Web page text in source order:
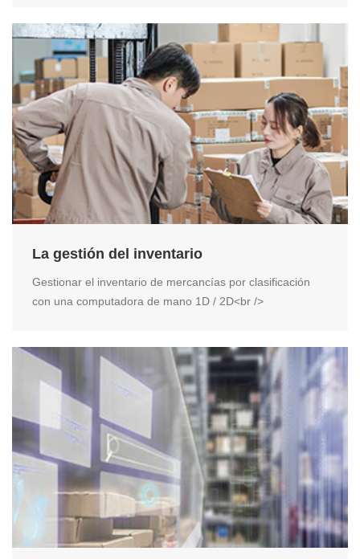
La gestión del inventario
Gestionar el inventario de mercancías por clasificación
con una computadora de mano 1D / 2D<br />